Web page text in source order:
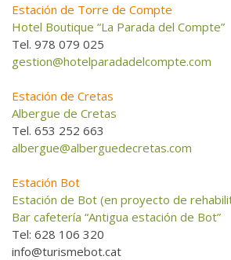
Estación de Torre de Compte
Hotel Boutique “La Parada del Compte”
Tel. 978 079 025
gestion@hotelparadadelcompte.com
Estación de Cretas
Albergue de Cretas
Tel. 653 252 663
albergue@alberguedecretas.com
Estación Bot
Estación de Bot (en proyecto de
Bar cafetería “Antigua estación de Bot”
Tel: 628 106 320
info@turismebot.cat